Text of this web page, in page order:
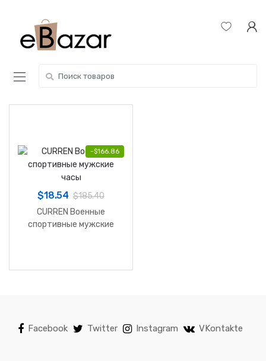
navigation
content
for:
-$166.86
$18.54 $185.40
CURREN Военные
спортивные мужские
Facebook Twitter Instagram VKontakte